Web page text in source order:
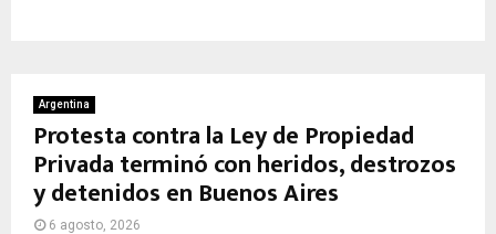
Argentina
Protesta contra la Ley de Propiedad
Privada terminó con heridos, destrozos
y detenidos en Buenos Aires
6 agosto, 2026